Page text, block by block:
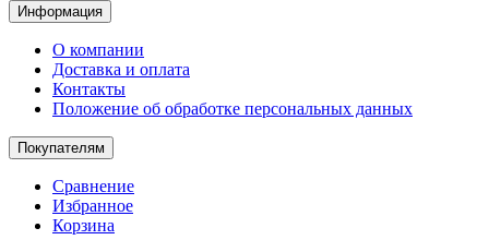
Информация
О компании
Доставка и оплата
Контакты
Положение об обработке персональных данных
Покупателям
Сравнение
Избранное
Корзина